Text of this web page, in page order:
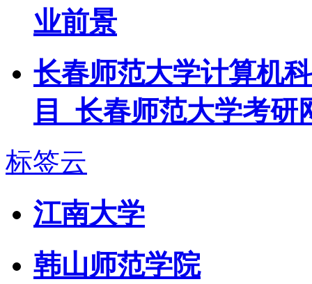
业前景
长春师范大学计算机
目_长春师范大学考研
标签云
江南大学
韩山师范学院